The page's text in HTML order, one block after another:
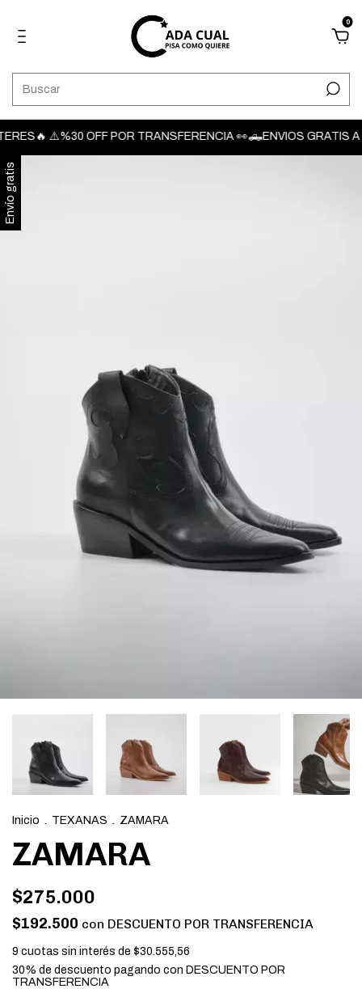
0
⚠️%30 OFF POR TRANSFERENCIA 👀🛻ENVIOS GRATIS A
Envío gratis
Inicio . TEXANAS . ZAMARA
ZAMARA
$275.000
$192.500 con DESCUENTO POR TRANSFERENCIA
9 cuotas sin interés de $30.555,56
30% de descuento pagando con DESCUENTO POR
TRANSFERENCIA